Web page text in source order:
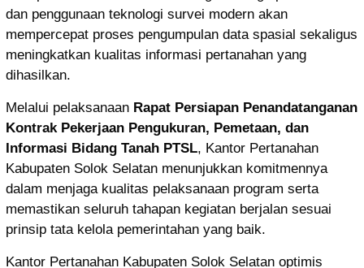
dan penggunaan teknologi survei modern akan
mempercepat proses pengumpulan data spasial sekaligus
meningkatkan kualitas informasi pertanahan yang
dihasilkan.
Melalui pelaksanaan Rapat Persiapan Penandatanganan
Kontrak Pekerjaan Pengukuran, Pemetaan, dan
Informasi Bidang Tanah PTSL, Kantor Pertanahan
Kabupaten Solok Selatan menunjukkan komitmennya
dalam menjaga kualitas pelaksanaan program serta
memastikan seluruh tahapan kegiatan berjalan sesuai
prinsip tata kelola pemerintahan yang baik.
Kantor Pertanahan Kabupaten Solok Selatan optimis